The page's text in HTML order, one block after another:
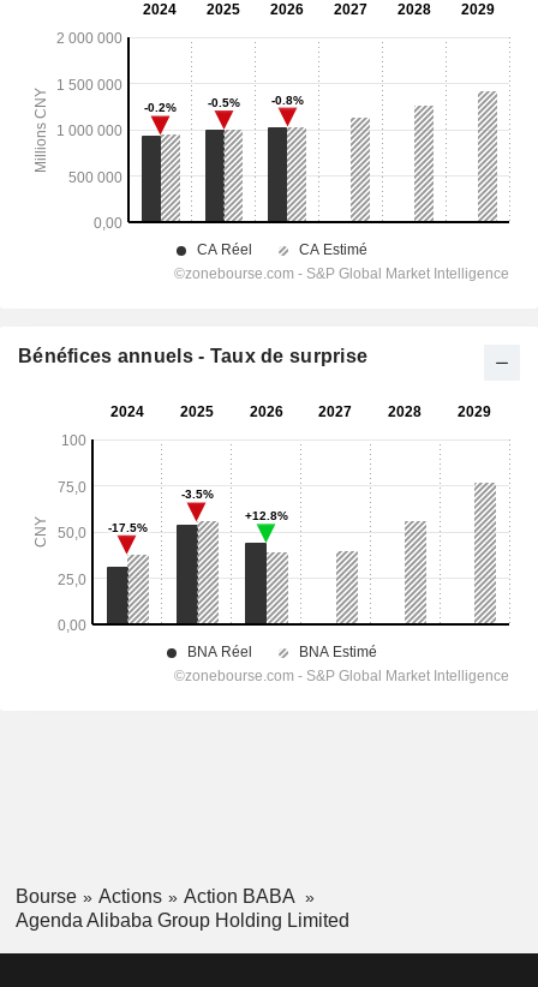
Bénéfices annuels - Taux de surprise
Bourse Actions
Action BABA
Agenda Alibaba Group Holding Limited